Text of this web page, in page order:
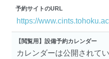
予約サイトのURL
https://
【閲覧用】設備予約カレンダー
カレンダーは公開されてい